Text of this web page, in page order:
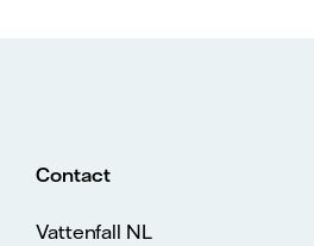
Contact
Vattenfall NL